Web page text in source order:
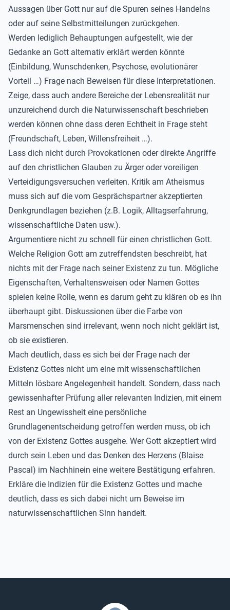
Aussagen über Gott nur auf die Spuren seines Handelns
oder auf seine Selbstmitteilungen zurückgehen.
Werden lediglich Behauptungen aufgestellt, wie der
Gedanke an Gott alternativ erklärt werden könnte
(Einbildung, Wunschdenken, Psychose, evolutionärer
Vorteil …) Frage nach Beweisen für diese Interpretationen.
Zeige, dass auch andere Bereiche der Lebensrealität nur
unzureichend durch die Naturwissenschaft beschrieben
werden können ohne dass deren Echtheit in Frage steht
(Freundschaft, Leben, Willensfreiheit …).
Lass dich nicht durch Provokationen oder direkte Angriffe
auf den christlichen Glauben zu Ärger oder voreiligen
Verteidigungsversuchen verleiten. Kritik am Atheismus
muss sich auf die vom Gesprächspartner akzeptierten
Denkgrundlagen beziehen (z.B. Logik, Alltagserfahrung,
wissenschaftliche Daten usw.).
Argumentiere nicht zu schnell für einen christlichen Gott.
Welche Religion Gott am zutreffendsten beschreibt, hat
nichts mit der Frage nach seiner Existenz zu tun. Mögliche
Eigenschaften, Verhaltensweisen oder Namen Gottes
spielen keine Rolle, wenn es darum geht zu klären ob es ihn
überhaupt gibt. Diskussionen über die Farbe von
Marsmenschen sind irrelevant, wenn noch nicht geklärt ist,
ob sie existieren.
Mach deutlich, dass es sich bei der Frage nach der
Existenz Gottes nicht um eine mit wissenschaftlichen
Mitteln lösbare Angelegenheit handelt. Sondern, dass nach
gewissenhafter Prüfung aller relevanten Indizien, mit einem
Rest an Ungewissheit eine persönliche
Grundlagenentscheidung getroffen werden muss, ob ich
von der Existenz Gottes ausgehe. Wer Gott akzeptiert wird
durch sein Leben und das Denken des Herzens (Blaise
Pascal) im Nachhinein eine weitere Bestätigung erfahren.
Erkläre die Indizien für die Existenz Gottes und mache
deutlich, dass es sich dabei nicht um Beweise im
naturwissenschaftlichen Sinn handelt.